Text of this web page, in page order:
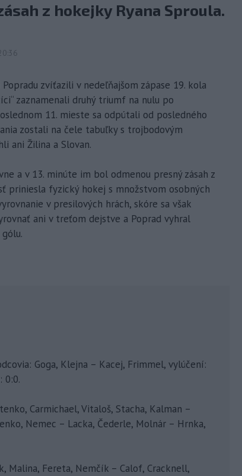
z hokejky Ryana Sproula.
zvíťazili v nedeľňajšom zápase 19. kola
zaznamenali druhý triumf na nulu po
11. mieste sa odpútali od posledného
zostali na čele tabuľky s trojbodovým
ani Žilina a Slovan.
a v 13. minúte im bol odmenou presný zásah z
priniesla fyzický hokej s množstvom osobných
v presilových hrách, skóre sa však
ani v treťom dejstve a Poprad vyhral
Goga, Klejna – Kacej, Frimmel, vylúčení:
0:0.
Carmichael, Vitaloš, Stacha, Kalman –
Nemec – Lacka, Čederle, Molnár – Hrnka,
Malina, Fereta, Nemčík – Calof, Cracknell,